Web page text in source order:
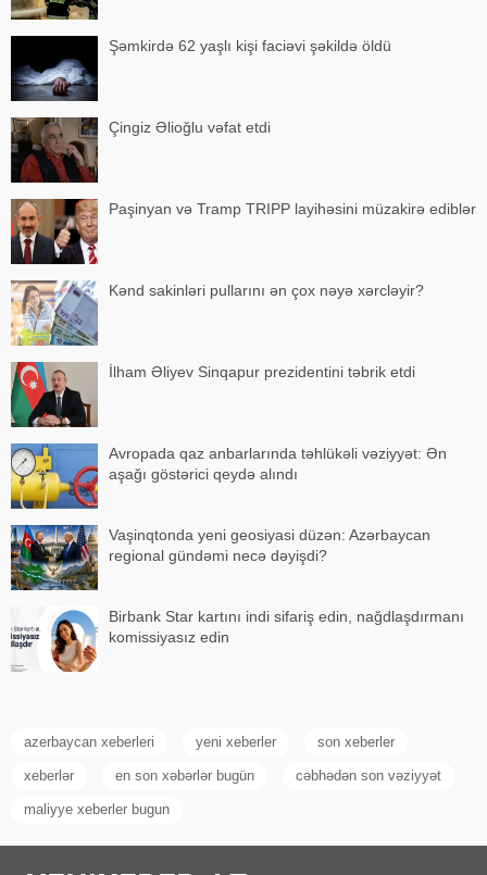
Şəmkirdə 62 yaşlı kişi faciəvi şəkildə öldü
Çingiz Əlioğlu vəfat etdi
Paşinyan və Tramp TRIPP layihəsini müzakirə ediblər
Kənd sakinləri pullarını ən çox nəyə xərcləyir?
İlham Əliyev Sinqapur prezidentini təbrik etdi
Avropada qaz anbarlarında təhlükəli vəziyyət: Ən
aşağı göstərici qeydə alındı
Vaşinqtonda yeni geosiyasi düzən: Azərbaycan
regional gündəmi necə dəyişdi?
Birbank Star kartını indi sifariş edin, nağdlaşdırmanı
komissiyasız edin
azerbaycan xeberleri yeni xeberler son xeberler
xeberlər en son xəbərlər bugün cəbhədən son vəziyyət
maliyye xeberler bugun